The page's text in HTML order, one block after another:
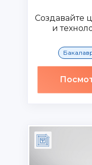
Создавайте
и